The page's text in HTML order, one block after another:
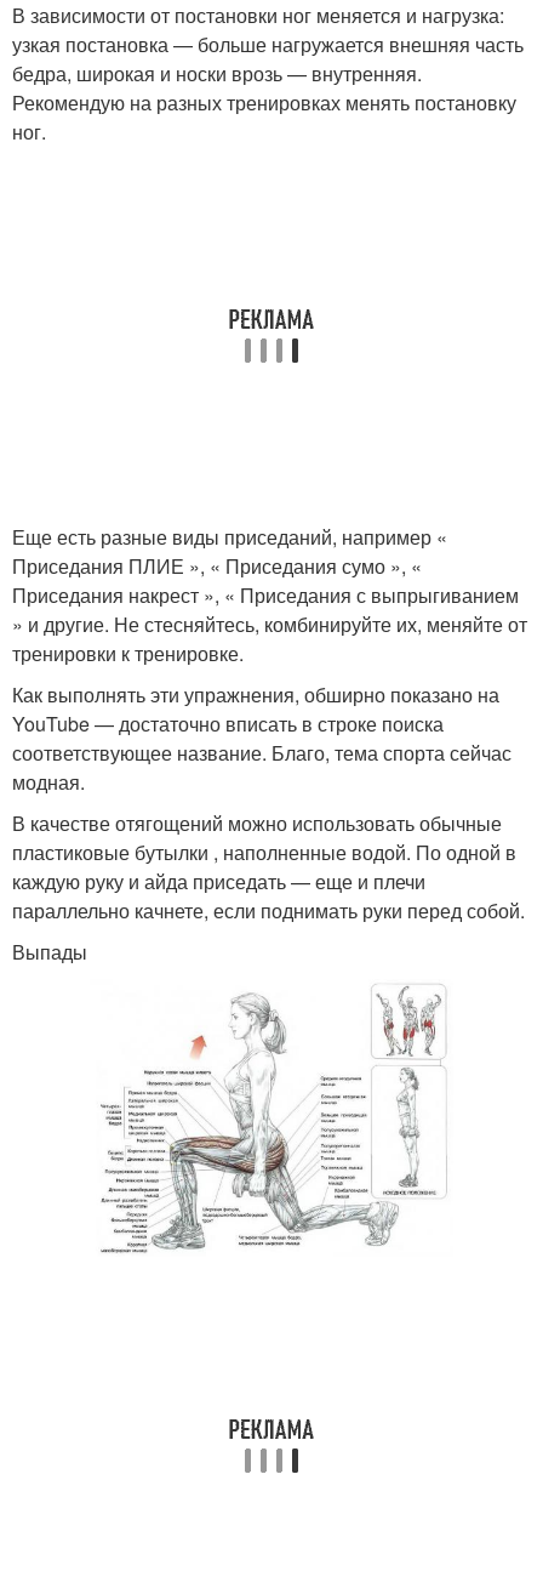
В зависимости от постановки ног меняется и нагрузка:
узкая постановка — больше нагружается внешняя часть
бедра, широкая и носки врозь — внутренняя.
Рекомендую на разных тренировках менять постановку
ног.
Еще есть разные виды приседаний, например «
Приседания ПЛИЕ », « Приседания сумо », «
Приседания накрест », « Приседания с выпрыгиванием
» и другие. Не стесняйтесь, комбинируйте их, меняйте от
тренировки к тренировке.
Как выполнять эти упражнения, обширно показано на
YouTube — достаточно вписать в строке поиска
соответствующее название. Благо, тема спорта сейчас
модная.
В качестве отягощений можно использовать обычные
пластиковые бутылки , наполненные водой. По одной в
каждую руку и айда приседать — еще и плечи
параллельно качнете, если поднимать руки перед собой.
Выпады